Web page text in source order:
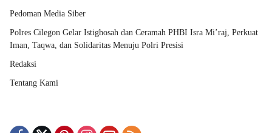
Pedoman Media Siber
Polres Cilegon Gelar Istighosah dan Ceramah PHBI Isra Mi’raj, Perkuat
Iman, Taqwa, dan Solidaritas Menuju Polri Presisi
Redaksi
Tentang Kami